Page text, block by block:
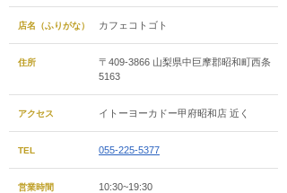
店名（ふりがな） カフェコトゴト
住所
〒409-3866 山梨県中巨摩郡昭和町西条
5163
アクセス イトーヨーカドー甲府昭和店 近く
TEL 055-225-5377
営業時間 10:30~19:30